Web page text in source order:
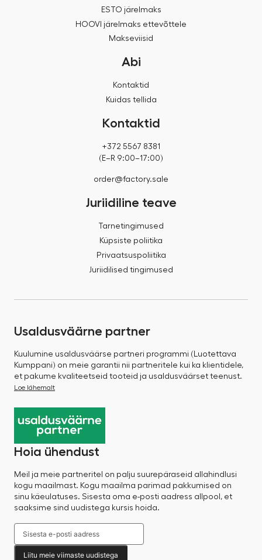
ESTO järelmaks
HOOVI järelmaks ettevõttele
Makseviisid
Abi
Kontaktid
Kuidas tellida
Kontaktid
+372 5567 8381
(E–R 9:00–17:00)
order@factory.sale
Juriidiline teave
Tarnetingimused
Küpsiste poliitika
Privaatsuspoliitika
Juriidilised tingimused
Usaldusväärne partner
Kuulumine usaldusväärse partneri programmi (Luotettava
Kumppani) on meie garantii nii partneritele kui ka klientidele,
et pakume kvaliteetseid tooteid ja usaldusväärset teenust.
Loe lähemalt
Hoia ühendust
Meil ja meie partneritel on palju suurepäraseid allahindlusi
kogu maailmast. Kogu maailma parimad pakkumised on
sinu käeulatuses. Sisesta oma e-posti aadress allpool, et
saaksime sind uudistega kursis hoida.
Liitu meie viimaste uudistega